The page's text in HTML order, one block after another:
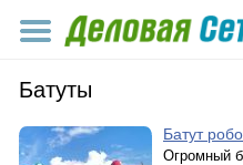
Батуты
Батут
Огромный